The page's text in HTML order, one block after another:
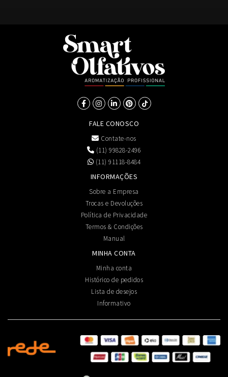
FALE CONOSCO
Contate-nos
(11) 99828-2496
(11) 91118-8484
INFORMAÇÕES
Sobre a Empresa
Trocas e Devoluções
Política de Privacidade
Termos & Condições
Manual
MINHA CONTA
Minha conta
Histórico de pedidos
Lista de desejos
Informativo